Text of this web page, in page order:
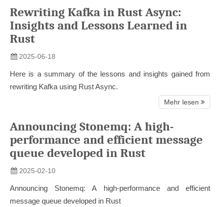
Rewriting Kafka in Rust Async:
Insights and Lessons Learned in
Rust
2025-06-18
Here is a summary of the lessons and insights gained from
rewriting Kafka using Rust Async.
Mehr lesen
Announcing Stonemq: A high-
performance and efficient message
queue developed in Rust
2025-02-10
Announcing Stonemq: A high-performance and efficient
message queue developed in Rust